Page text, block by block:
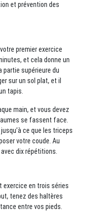
et prévention des
premier exercice
et cela donne un
partie supérieure du
sur un sol plat, et il
tapis.
main, et vous devez
se fassent face.
ce que les triceps
votre coude. Au
dix répétitions.
exercice en trois séries
tenez des haltères
entre vos pieds.